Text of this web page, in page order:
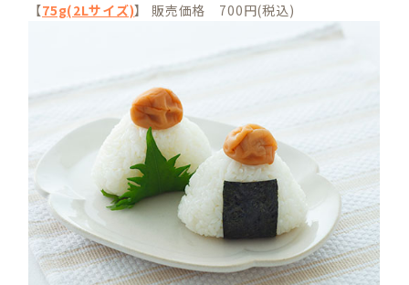
【75g(2Lサイズ)】 販売価格 700円(税込)